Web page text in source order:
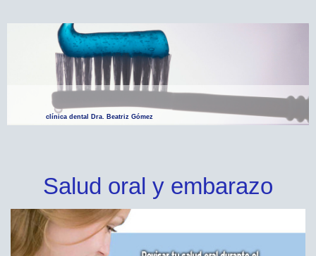
clínica dental Dra. Beatriz Gómez
Salud oral y embarazo